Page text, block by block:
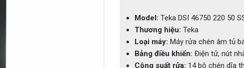
21.989.000
Model: Teka DSI 46750 220 50
Thương hiệu: Teka
Loại máy: Máy rửa chén âm tủ
Bảng điều khiển: Điện tử, nút
Công suất rửa: 14 bộ chén dĩa